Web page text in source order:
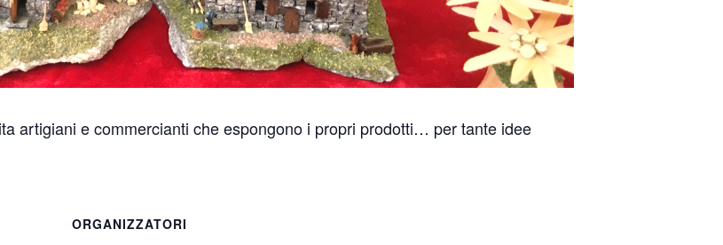
artigiani e commercianti che espongono i propri prodotti… per tante idee
ORGANIZZATORI